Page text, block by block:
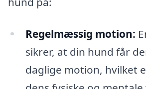
Regelmæssig motion:
sikrer, at din hund får
daglige motion, hvilket